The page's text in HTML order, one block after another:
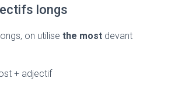
longs
on utilise the most devant
+ adjectif